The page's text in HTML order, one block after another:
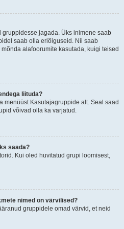
jagada. Üks inimene saab
saab olla eriõiguseid. Nii saab
alafoorumite kasutada, kuigi teised
liituda?
menüüst Kasutajagruppide alt. Seal saad
võivad olla ka varjatud.
saada?
Kui oled huvitatud grupi loomisest,
nimed on värvilised?
gruppidele omad värvid, et neid